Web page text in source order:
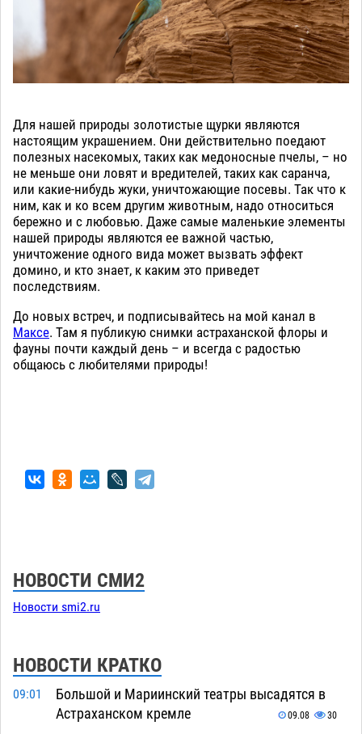
Для нашей природы золотистые щурки являются
настоящим украшением. Они действительно поедают
полезных насекомых, таких как медоносные пчелы, – но
не меньше они ловят и вредителей, таких как саранча,
или какие-нибудь жуки, уничтожающие посевы. Так что к
ним, как и ко всем другим животным, надо относиться
бережно и с любовью. Даже самые маленькие элементы
нашей природы являются ее важной частью,
уничтожение одного вида может вызвать эффект
домино, и кто знает, к каким это приведет
последствиям.
До новых встреч, и подписывайтесь на мой канал в
Максе. Там я публикую снимки астраханской флоры и
фауны почти каждый день – и всегда с радостью
общаюсь с любителями природы!
НОВОСТИ СМИ2
Новости smi2.ru
НОВОСТИ КРАТКО
09:01
Большой и Мариинский театры высадятся в
Астраханском кремле
09.08 30